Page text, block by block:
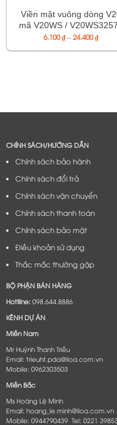
Viền mặt vuông dòng
mã V20WS /
V20WS3357 /
6.100₫ – 24.400₫
giá:
từ
CHÍNH SÁCH/HƯỚNG DẪN
Chính sách bảo hành
Chính sách đổi trả
Chính sách vận chuyển
Chính sách thanh toán
Chính sách bảo mật
Điều khoản sử dụng
Thắc mắc thường gặp
BỘ PHẬN BÁN HÀNG
Hotlline:098.644.8886
KÊNH DỰ ÁN
Miền Nam
Mr Huỳnh Thanh Triều
Email: trieuht.pda@lioa.com.vn
Mobile: 0962303503
Miền Bắc
Ms Hoàng Lệ Minh
Email: hoang_le.minh@lioa.com.vn
Mobile: 0944790439 Tel: 0221